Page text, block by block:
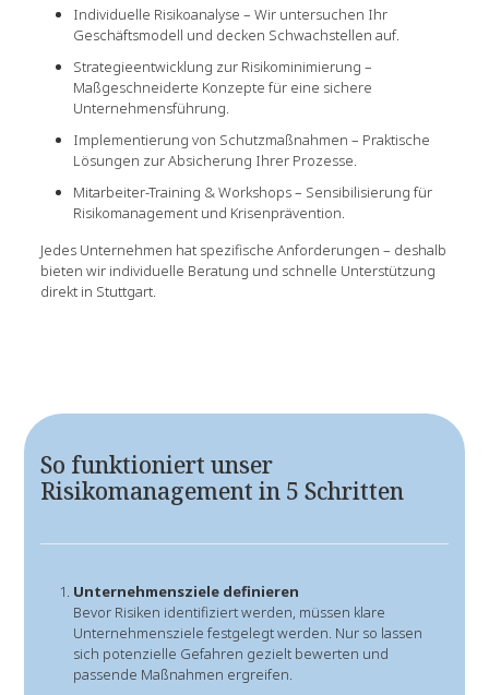
Individuelle Risikoanalyse – Wir untersuchen Ihr
Geschäftsmodell und decken Schwachstellen auf.
Strategieentwicklung zur Risikominimierung –
Maßgeschneiderte Konzepte für eine sichere
Unternehmensführung.
Implementierung von Schutzmaßnahmen – Praktische
Lösungen zur Absicherung Ihrer Prozesse.
Mitarbeiter-Training & Workshops – Sensibilisierung für
Risikomanagement und Krisenprävention.
Jedes Unternehmen hat spezifische Anforderungen – deshalb
bieten wir individuelle Beratung und schnelle Unterstützung
direkt in Stuttgart.
So funktioniert unser
Risikomanagement in 5 Schritten
Unternehmensziele definieren
Bevor Risiken identifiziert werden, müssen klare
Unternehmensziele festgelegt werden. Nur so lassen
sich potenzielle Gefahren gezielt bewerten und
passende Maßnahmen ergreifen.